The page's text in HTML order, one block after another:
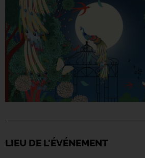
LIEU DE L'ÉVÉNEMENT